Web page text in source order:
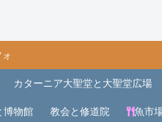
カターニア大聖堂と大聖堂広場
博物館 教会と修道院 魚市